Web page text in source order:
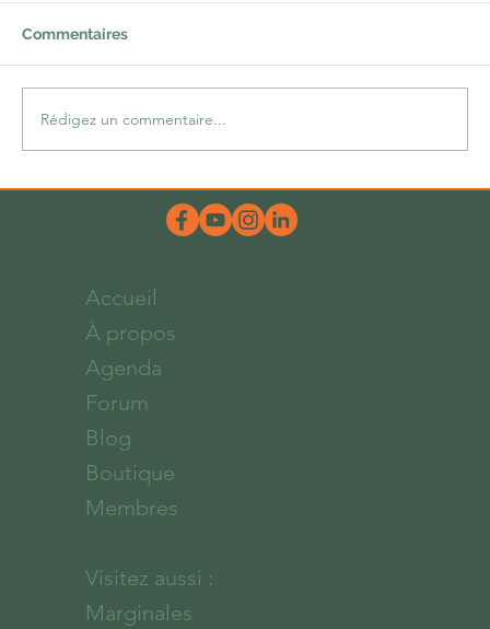
Une belle dose d’hum-ours
Commentaires
Rédigez un commentaire...
Accueil
À propos
Agenda
Forum
Blog
Boutique
Membres
Visitez aussi :
Marginales